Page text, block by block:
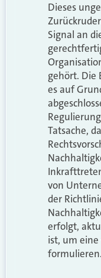
Dieses
Signal an
gehört. Die
es auf
Tatsache,
von
der
erfolgt,
ist, um
formulieren.